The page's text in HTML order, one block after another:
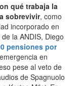
qué trabaja la
sobrevivir, como
incorporado en
la ANDIS, Diego
pensiones por
en
pese al veto de
de Spagnuolo